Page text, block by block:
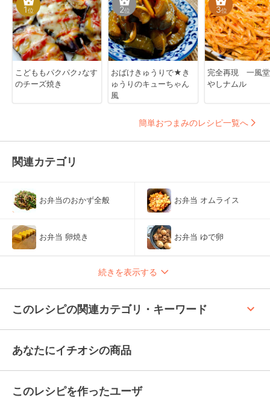
1位
こどももパクパク♪なす
のチーズ焼き
2位
おばけきゅうりで★き
ゅうりのキューちゃん
風
3位
完全再現 一風
やしナムル
簡単おつまみのレシピ一覧へ
関連カテゴリ
お弁当のおかず全般 お弁当 オムライス
お弁当 卵焼き お弁当 ゆで卵
続きを表示する
このレシピの関連カテゴリ・キーワード keyboard_arrow_up
あなたにイチオシの商品
このレシピを作ったユーザ